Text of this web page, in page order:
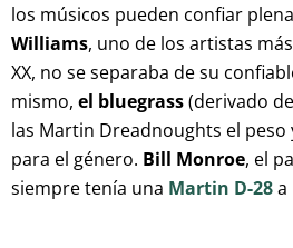
los músicos pueden confiar
Williams, uno de los artistas
XX, no se separaba de su
mismo, el bluegrass(derivado
las Martin Dreadnoughts el peso
para el género. Bill Monroe, el
siempre tenía una Martin D-28a